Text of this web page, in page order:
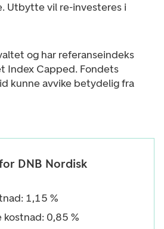
Utbytte vil re-investeres i
og har referanseindeks
Index Capped. Fondets
kunne avvike betydelig fra
DNB Nordisk
1,15 %
kostnad: 0,85 %